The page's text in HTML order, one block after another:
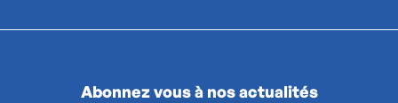
Abonnez vous à nos actualités